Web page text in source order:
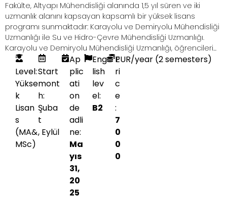
Fakülte, Altyapı Mühendisliği alanında 1,5 yıl süren ve iki
uzmanlık alanını kapsayan kapsamlı bir yüksek lisans
programı sunmaktadır: Karayolu ve Demiryolu Mühendisliği
Uzmanlığı ile Su ve Hidro-Çevre Mühendisliği Uzmanlığı.
Karayolu ve Demiryolu Mühendisliği Uzmanlığı, öğrencileri...
Level:
Yükse
k
Lisan
s
(MA&
MSc)
Start
mont
h:
Şuba
t
, Eylül
Ap
plic
ati
on
de
adli
ne:
Ma
yıs
31,
20
25
Eng
lish
lev
el:
B2
P
ri
c
e
:
7
0
0
0
EUR/year (2 semesters)